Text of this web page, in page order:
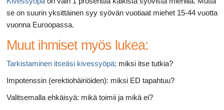
se on suurin yksittäinen syy syövän vuotiaat miehet 15-44 vuotta
vuonna Euroopassa.
Muut ihmiset myös lukea:
Tarkistaminen itseäsi kivessyöpä: miksi itse tutkia?
Impotenssin (erektiohäiriöiden): miksi ED tapahtuu?
Valitsemalla ehkäisyä: mikä toimii ja mikä ei?